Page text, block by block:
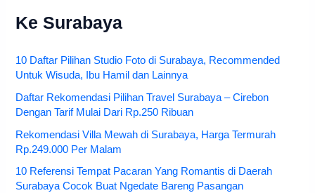
Ke Surabaya
10 Daftar Pilihan Studio Foto di Surabaya, Recommended
Untuk Wisuda, Ibu Hamil dan Lainnya
Daftar Rekomendasi Pilihan Travel Surabaya – Cirebon
Dengan Tarif Mulai Dari Rp.250 Ribuan
Rekomendasi Villa Mewah di Surabaya, Harga Termurah
Rp.249.000 Per Malam
10 Referensi Tempat Pacaran Yang Romantis di Daerah
Surabaya Cocok Buat Ngedate Bareng Pasangan